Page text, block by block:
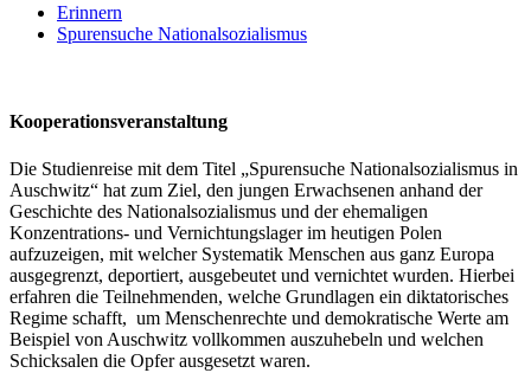
Erinnern
Spurensuche Nationalsozialismus
Kooperationsveranstaltung
Die Studienreise mit dem Titel „Spurensuche Nationalsozialismus in
Auschwitz“ hat zum Ziel, den jungen Erwachsenen anhand der
Geschichte des Nationalsozialismus und der ehemaligen
Konzentrations- und Vernichtungslager im heutigen Polen
aufzuzeigen, mit welcher Systematik Menschen aus ganz Europa
ausgegrenzt, deportiert, ausgebeutet und vernichtet wurden. Hierbei
erfahren die Teilnehmenden, welche Grundlagen ein diktatorisches
Regime schafft, um Menschenrechte und demokratische Werte am
Beispiel von Auschwitz vollkommen auszuhebeln und welchen
Schicksalen die Opfer ausgesetzt waren.